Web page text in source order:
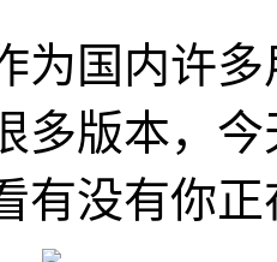
为国内许
多版本，
有没有你